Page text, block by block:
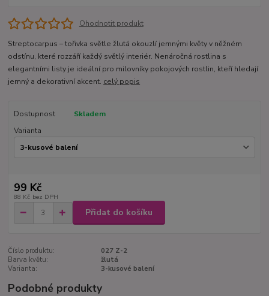
Ohodnotit produkt
Streptocarpus – tořivka světle žlutá okouzlí jemnými květy v něžném
odstínu, které rozzáří každý světlý interiér. Nenáročná rostlina s
elegantními listy je ideální pro milovníky pokojových rostlin, kteří hledají
jemný a dekorativní akcent. celý popis
Dostupnost
Skladem
Varianta
99 Kč
88 Kč bez DPH
Přidat do košíku
Číslo produktu:
027 Z-2
Barva květu:
žlutá
Varianta:
3-kusové balení
Podobné produkty